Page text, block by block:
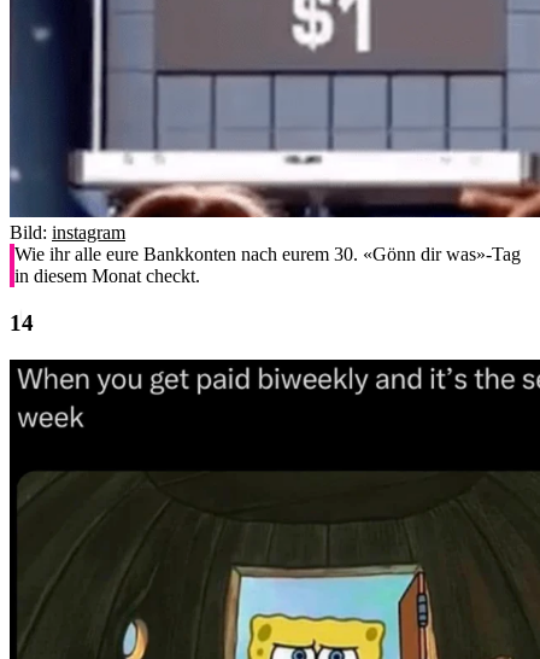
Bild: instagram
Wie ihr alle eure Bankkonten nach eurem 30. «Gönn dir was»-Tag
in diesem Monat checkt.